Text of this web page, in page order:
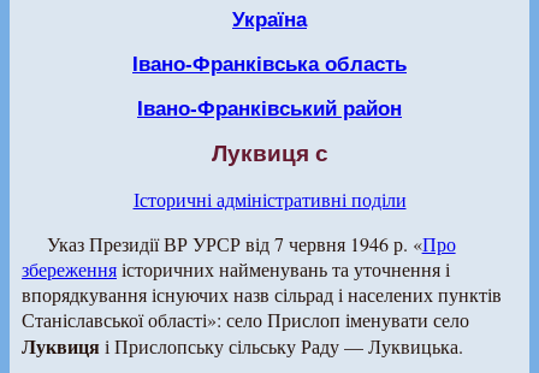
Україна
Івано-Франківська область
Івано-Франківський район
Луквиця с
Історичні адміністративні поділи
Указ Президії ВР УРСР від 7 червня 1946 р. «Про
збереженняісторичних найменувань та уточнення і
впорядкування існуючих назв сільрад і населених пунктів
Станіславської області»: село Прислоп іменувати село
Луквицяі Прислопську сільську Раду — Луквицька.